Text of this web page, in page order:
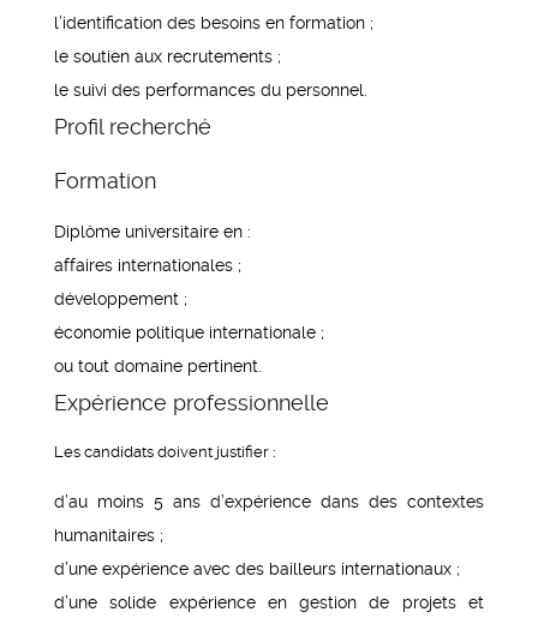
l’identification des besoins en formation ;
le soutien aux recrutements ;
le suivi des performances du personnel.
Profil recherché
Formation
Diplôme universitaire en :
affaires internationales ;
développement ;
économie politique internationale ;
ou tout domaine pertinent.
Expérience professionnelle
Les candidats doivent justifier :
d’au moins 5 ans d’expérience dans des contextes
humanitaires ;
d’une expérience avec des bailleurs internationaux ;
d’une solide expérience en gestion de projets et